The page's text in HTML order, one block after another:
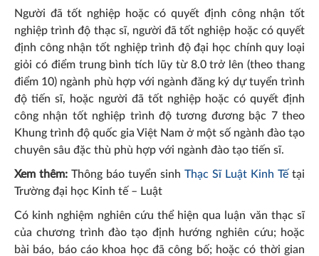
Người đã tốt nghiệp hoặc có quyết định công nhận tốt
nghiệp trình độ thạc sĩ, người đã tốt nghiệp hoặc có quyết
định công nhận tốt nghiệp trình độ đại học chính quy loại
giỏi có điểm trung bình tích lũy từ 8.0 trở lên (theo thang
điểm 10) ngành phù hợp với ngành đăng ký dự tuyển trình
độ tiến sĩ, hoặc người đã tốt nghiệp hoặc có quyết định
công nhận tốt nghiệp trình độ tương đương bậc 7 theo
Khung trình độ quốc gia Việt Nam ở một số ngành đào tạo
chuyên sâu đặc thù phù hợp với ngành đào tạo tiến sĩ.
Xem thêm: Thông báo tuyển sinh Thạc Sĩ Luật Kinh Tế tại
Trường đại học Kinh tế – Luật
Có kinh nghiệm nghiên cứu thể hiện qua luận văn thạc sĩ
của chương trình đào tạo định hướng nghiên cứu; hoặc
bài báo, báo cáo khoa học đã công bố; hoặc có thời gian